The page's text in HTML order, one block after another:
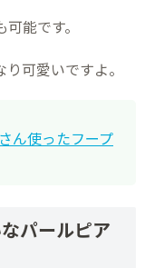
能です。
可愛いですよ。
ん使ったフープ
パールピア